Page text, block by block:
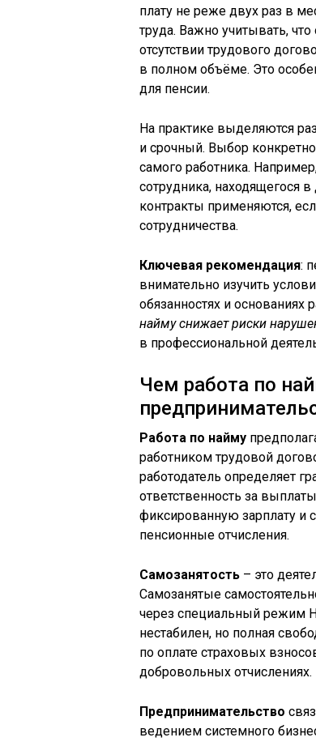
плату не реже двух раз в
труда. Важно учитывать,
отсутствии трудового
в полном объёме. Это
для пенсии.
На практике выделяются
и срочный. Выбор
самого работника.
сотрудника, находящегося
контракты применяются,
сотрудничества.
Ключевая рекомендация:
внимательно изучить
обязанностях и основаниях
найму снижает риски
в профессиональной
Чем работа по
Работа по найму
работником трудовой
работодатель определяет
ответственность за
фиксированную зарплату и
пенсионные отчисления.
Самозанятость – это
Самозанятые
через специальный режим
нестабилен, но полная
по оплате страховых
добровольных отчислениях.
Предпринимательство
ведением системного